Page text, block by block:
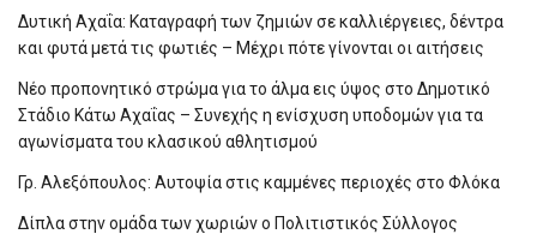
Δυτική Αχαΐα: Καταγραφή των ζημιών σε καλλιέργειες, δέντρα
και φυτά μετά τις φωτιές – Μέχρι πότε γίνονται οι αιτήσεις
Νέο προπονητικό στρώμα για το άλμα εις ύψος στο Δημοτικό
Στάδιο Κάτω Αχαΐας – Συνεχής η ενίσχυση υποδομών για τα
αγωνίσματα του κλασικού αθλητισμού
Γρ. Αλεξόπουλος: Αυτοψία στις καμμένες περιοχές στο Φλόκα
Δίπλα στην ομάδα των χωριών ο Πολιτιστικός Σύλλογος